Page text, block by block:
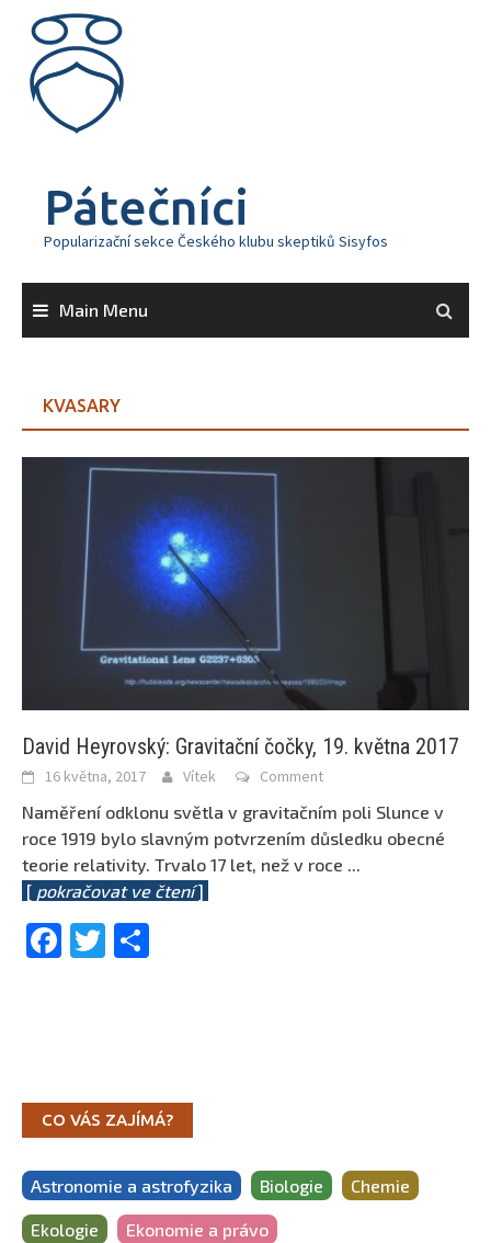
content
Pátečníci
Popularizační sekce Českého klubu skeptiků Sisyfos
Main Menu
KVASARY
David Heyrovský: Gravitační čočky, 19. května 2017
16 května, 2017 Vítek Comment
Naměření odklonu světla v gravitačním poli Slunce v
roce 1919 bylo slavným potvrzením důsledku obecné
teorie relativity. Trvalo 17 let, než v roce ...
[ pokračovat ve čtení]
Facebook
Twitter
CO VÁS ZAJÍMÁ?
Astronomie a astrofyzika Biologie Chemie
Ekologie Ekonomie a právo